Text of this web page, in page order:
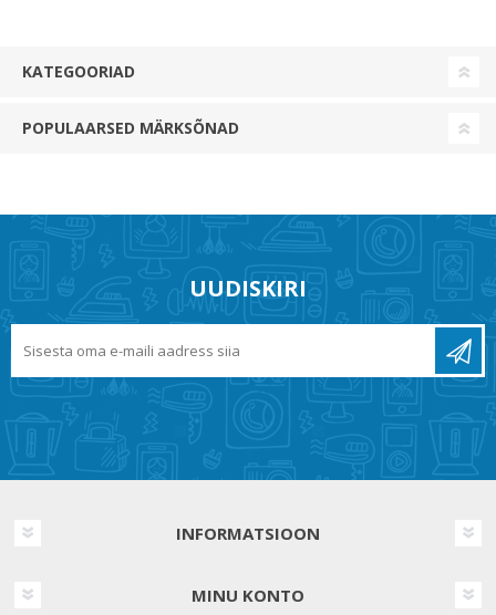
KATEGOORIAD
POPULAARSED MÄRKSÕNAD
UUDISKIRI
INFORMATSIOON
MINU KONTO